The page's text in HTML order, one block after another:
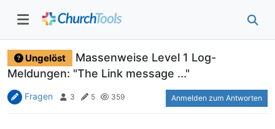
Ungelöst
Massenweise Level 1 Log-
Meldungen: "The Link message ..."
Fragen 3 5 359 Anmelden zum Antworten